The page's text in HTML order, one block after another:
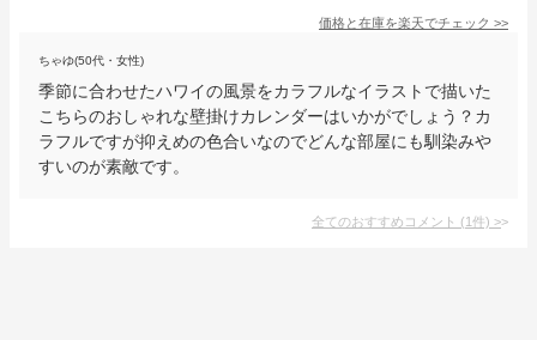
価格と在庫を楽天でチェック >>
ちゃゆ(50代・女性)
季節に合わせたハワイの風景をカラフルなイラストで描いた
こちらのおしゃれな壁掛けカレンダーはいかがでしょう？カ
ラフルですが抑えめの色合いなのでどんな部屋にも馴染みや
すいのが素敵です。
全てのおすすめコメント (1件) >